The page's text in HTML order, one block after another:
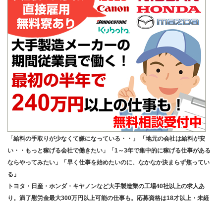
「給料の手取りが少なくて嫌になっている・・」 「地元の会社は給料が安
い・・もっと稼げる会社で働きたい」「1～3年で集中的に稼げる仕事がある
ならやってみたい」「早く仕事を始めたいのに、なかなか決まらず焦ってい
る」
トヨタ・日産・ホンダ・キヤノンなど大手製造業の工場40社以上の求人あ
り。満了慰労金最大300万円以上可能の仕事も。応募資格は18才以上・未経